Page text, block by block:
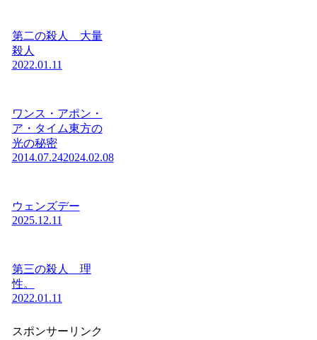
第二の殺人 大量
殺人
2022.01.11
ワンス・アポン・
ア・タイム東方の
光の秘密
2014.07.242024.02.08
ウェンズデー
2025.12.11
第三の殺人 理
性。
2022.01.11
スポンサーリンク